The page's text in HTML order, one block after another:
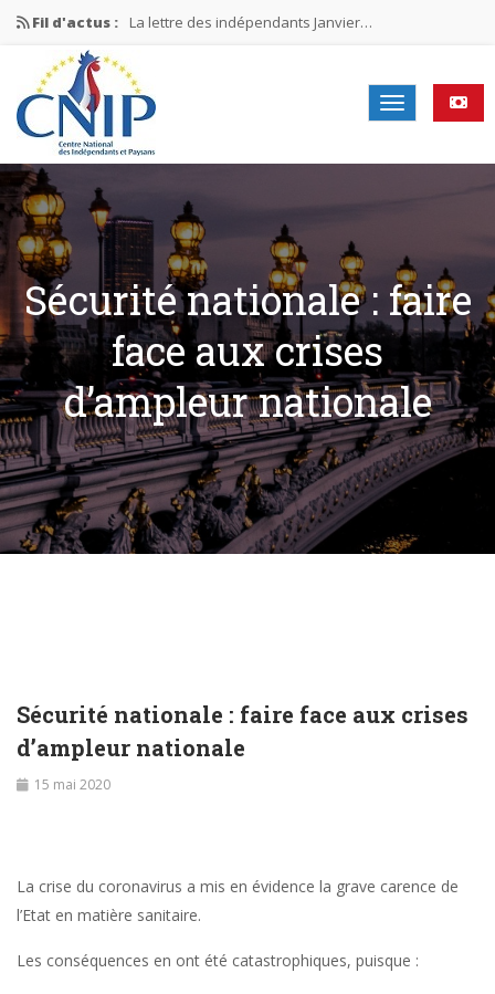
Fil d'actus : La lettre des indépendants Janvier…
La lettre des indépendants Novembre…
La lettre des indépendants Juin…
Mission nationale ÉLECTIONS MUNICIPALES 2026
La lettre des indépendants N°2-2026
Sécurité nationale : faire
face aux crises
d’ampleur nationale
Sécurité nationale : faire face aux crises
d’ampleur nationale
15 mai 2020
La crise du coronavirus a mis en évidence la grave carence de
l’Etat en matière sanitaire.
Les conséquences en ont été catastrophiques, puisque :